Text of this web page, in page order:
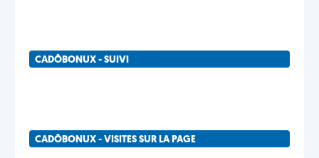
CADÔBONUX - SUIVI
CADÔBONUX - VISITES SUR LA PAGE